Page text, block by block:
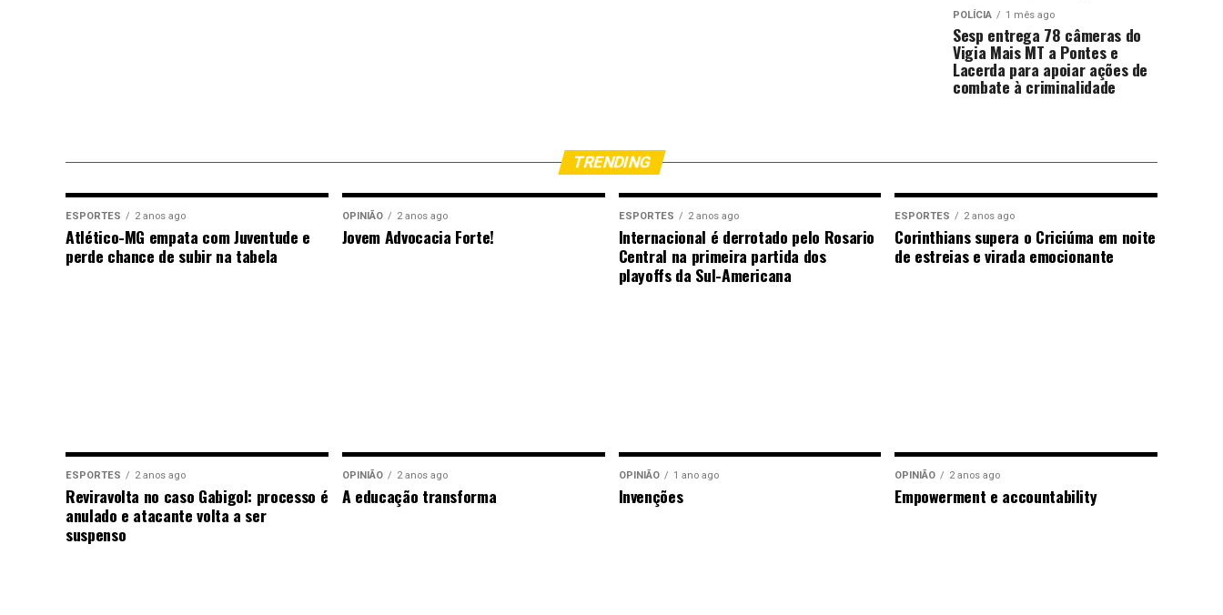
POLÍCIA 1 mês ago
Sesp entrega 78 câmeras do
Vigia Mais MT a Pontes e
Lacerda para apoiar ações de
combate à criminalidade
TRENDING
ESPORTES 2 anos ago
Atlético-MG empata com Juventude e
perde chance de subir na tabela
OPINIÃO 2 anos ago
Jovem Advocacia Forte!
ESPORTES 2 anos ago
Internacional é derrotado pelo Rosario
Central na primeira partida dos
playoffs da Sul-Americana
ESPORTES 2 anos ago
Corinthians supera o Criciúma em noite
de estreias e virada emocionante
ESPORTES 2 anos ago
Reviravolta no caso Gabigol: processo é
anulado e atacante volta a ser
suspenso
OPINIÃO 2 anos ago
A educação transforma
OPINIÃO 1 ano ago
Invenções
OPINIÃO 2 anos ago
Empowerment e accountability